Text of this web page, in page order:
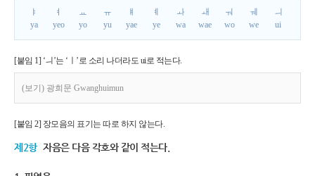
ㅑ
ya
ㅕ
yeo
ㅛ
yo
ㅠ
yu
ㅒ
yae
ㅖ
ye
ㅘ
wa
ㅙ
wae
ㅝ
wo
ㅞ
we
ㅢ
ui
[붙임 1] ‘ㅢ’는 ‘ㅣ’로 소리 나더라도 ui로 적는다.
(보기) 광희문 Gwanghuimun
[붙임 2] 장모음의 표기는 따로 하지 않는다.
제2항 자음은 다음 각호와 같이 적는다.